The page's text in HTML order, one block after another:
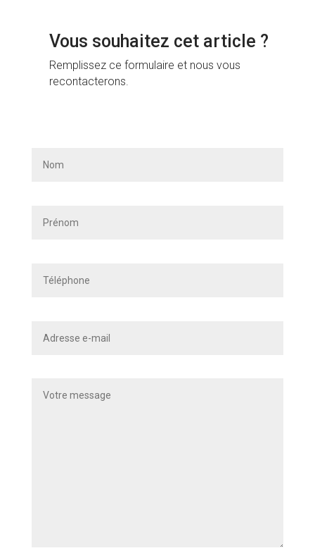
Vous souhaitez cet article ?
Remplissez ce formulaire et nous vous
recontacterons.